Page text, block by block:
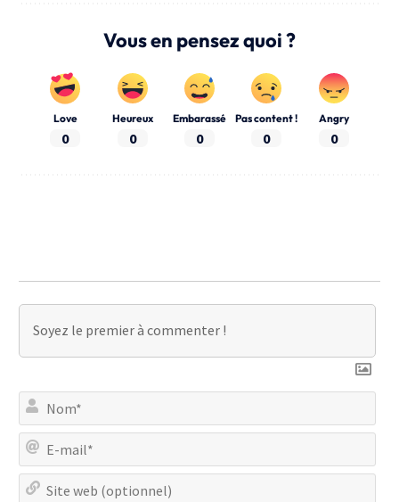
Vous en pensez quoi ?
Love
0
Heureux
0
Embarassé
0
Pas content !
0
Angry
0